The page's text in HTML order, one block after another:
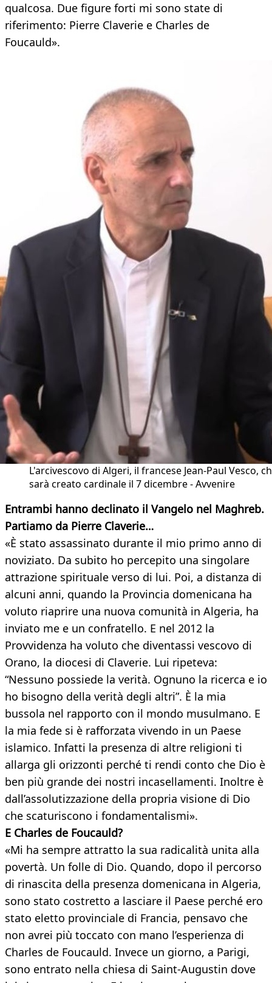
qualcosa. Due figure forti mi sono state di
riferimento: Pierre Claverie e Charles de
Foucauld».
L'arcivescovo di Algeri, il francese Jean-Paul Vesco,
sarà creato cardinale il 7 dicembre - Avvenire
Entrambi hanno declinato il Vangelo nel Maghreb.
Partiamo da Pierre Claverie…
«È stato assassinato durante il mio primo anno di
noviziato. Da subito ho percepito una singolare
attrazione spirituale verso di lui. Poi, a distanza di
alcuni anni, quando la Provincia domenicana ha
voluto riaprire una nuova comunità in Algeria, ha
inviato me e un confratello. E nel 2012 la
Provvidenza ha voluto che diventassi vescovo di
Orano, la diocesi di Claverie. Lui ripeteva:
“Nessuno possiede la verità. Ognuno la ricerca e io
ho bisogno della verità degli altri”. È la mia
bussola nel rapporto con il mondo musulmano. E
la mia fede si è rafforzata vivendo in un Paese
islamico. Infatti la presenza di altre religioni ti
allarga gli orizzonti perché ti rendi conto che Dio è
ben più grande dei nostri incasellamenti. Inoltre è
dall’assolutizzazione della propria visione di Dio
che scaturiscono i fondamentalismi».
E Charles de Foucauld?
«Mi ha sempre attratto la sua radicalità unita alla
povertà. Un folle di Dio. Quando, dopo il percorso
di rinascita della presenza domenicana in Algeria,
sono stato costretto a lasciare il Paese perché ero
stato eletto provinciale di Francia, pensavo che
non avrei più toccato con mano l’esperienza di
Charles de Foucauld. Invece un giorno, a Parigi,
sono entrato nella chiesa di Saint-Augustin dove